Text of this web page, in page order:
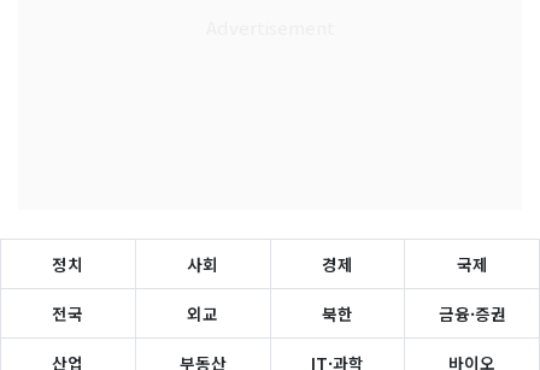
정치 사회 경제 국제
전국 외교 북한 금융·증권
산업 부동산 IT·과학 바이오